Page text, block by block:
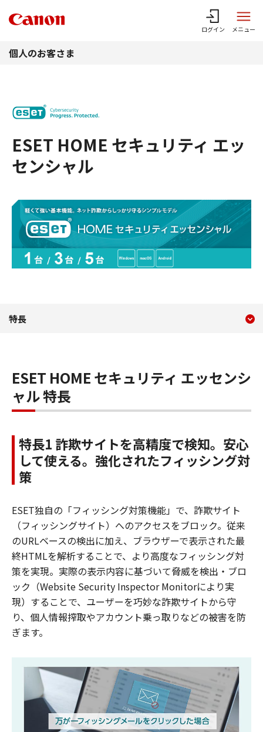
ログイン メニュー
個人のお客さま
ESET HOME セキュリティ エッ
センシャル
ESET HOME セキュリテ
特長
ESET HOME セキュリティ エッセンシ
ャル 特長
特長1 詐欺サイトを高精度で検知。安心
して使える。強化されたフィッシング対
策
ESET独自の「フィッシング対策機能」で、詐欺サイト
（フィッシングサイト）へのアクセスをブロック。従来
のURLベースの検出に加え、ブラウザーで表示された最
終HTMLを解析することで、より高度なフィッシング対
策を実現。実際の表示内容に基づいて脅威を検出・ブロ
ック（Website Security Inspector Monitorにより実
現）することで、ユーザーを巧妙な詐欺サイトから守
り、個人情報搾取やアカウント乗っ取りなどの被害を防
ぎます。